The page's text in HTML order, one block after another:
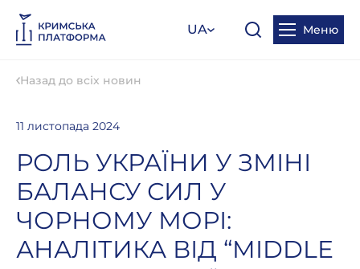
UA Меню
Назад до всіх новин
11 листопада 2024
РОЛЬ УКРАЇНИ У ЗМІНІ
БАЛАНСУ СИЛ У
ЧОРНОМУ МОРІ:
АНАЛІТИКА ВІД “MIDDLE